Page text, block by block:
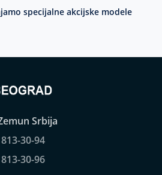
specijalne akcijske modele
Srbija
30-94
30-96